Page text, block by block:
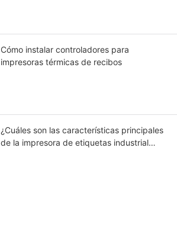
Cómo instalar controladores para
impresoras térmicas de recibos
¿Cuáles son las características principales
de la impresora de etiquetas industrial